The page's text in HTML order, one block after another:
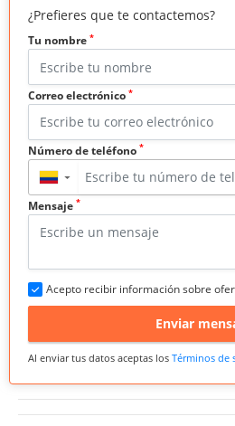
¿Prefieres que te contactemos?
Tu nombre *
Correo electrónico *
Número de teléfono *
▼
Mensaje *
Acepto recibir información sobre
Enviar
Al enviar tus datos aceptas los Términos de